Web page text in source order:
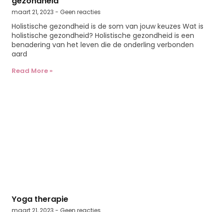
maart 21, 2023 Geen reacties
Holistische gezondheid is de som van jouw keuzes Wat is
holistische gezondheid? Holistische gezondheid is een
benadering van het leven die de onderling verbonden
aard
Read More »
Yoga therapie
maart 21, 2023 Geen reacties